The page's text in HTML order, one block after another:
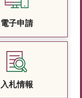
電子申請
入札情報